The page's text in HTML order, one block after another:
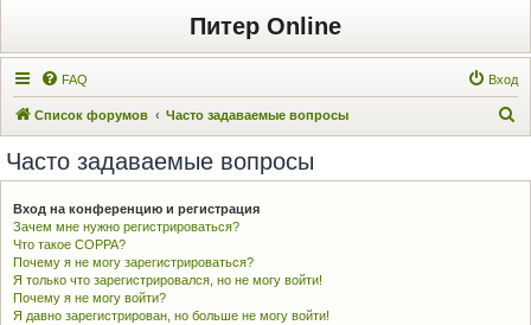
Питер Online
FAQ Вход
Список форумов Часто задаваемые вопросы
Часто задаваемые вопросы
Вход на конференцию и регистрация
Зачем мне нужно регистрироваться?
Что такое COPPA?
Почему я не могу зарегистрироваться?
Я только что зарегистрировался, но не могу войти!
Почему я не могу войти?
Я давно зарегистрирован, но больше не могу войти!